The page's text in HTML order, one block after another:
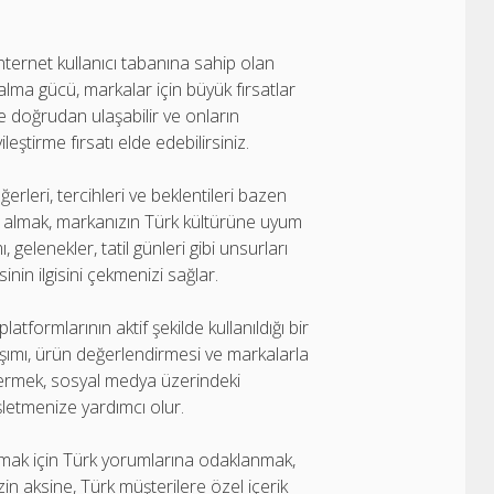
kullanıcı tabanına sahip olan
gücü, markalar için büyük fırsatlar
doğrudan ulaşabilir ve onların
fırsatı elde edebilirsiniz.
tercihleri ve beklentileri bazen
markanızın Türk kültürüne uyum
gelenekler, tatil günleri gibi unsurları
ilgisini çekmenizi sağlar.
aktif şekilde kullanıldığı bir
ürün değerlendirmesi ve markalarla
sosyal medya üzerindeki
yardımcı olur.
için Türk yorumlarına odaklanmak,
aksine, Türk müşterilere özel içerik